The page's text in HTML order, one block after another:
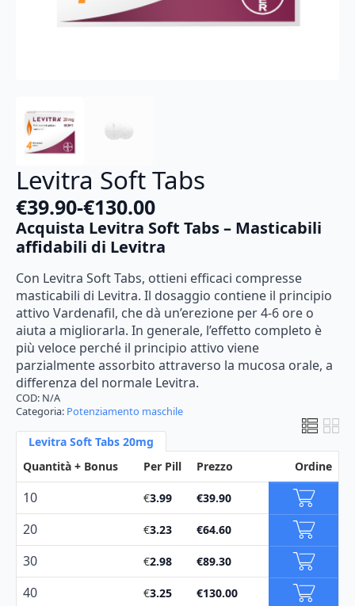
Levitra Soft Tabs
€39.90-€130.00
Fascia
di
da
€39.90
a
€130.00
Acquista Levitra Soft Tabs – Masticabili
affidabili di Levitra
Con Levitra Soft Tabs, ottieni efficaci compresse
masticabili di Levitra. Il dosaggio contiene il principio
attivo Vardenafil, che dà un’erezione per 4-6 ore o
aiuta a migliorarla. In generale, l’effetto completo è
più veloce perché il principio attivo viene
parzialmente assorbito attraverso la mucosa orale, a
differenza del normale Levitra.
COD: N/A
Categoria: Potenziamento maschile
Levitra Soft Tabs 20mg
Quantità + Bonus
Per Pill Prezzo Ordine
10 €3.99 €39.90
20 €3.23 €64.60
30 €2.98 €89.30
40 €3.25 €130.00